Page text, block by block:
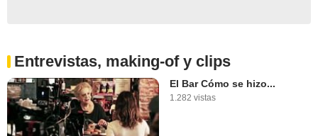
Entrevistas, making-of y clips
El Bar Cómo se hizo...
1.282 vistas